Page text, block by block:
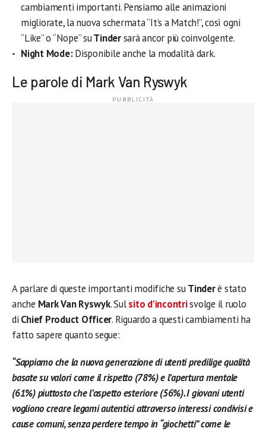
cambiamenti importanti. Pensiamo alle animazioni
migliorate, la nuova schermata “It’s a Match!”, così ogni
“Like” o “Nope” suTindersarà ancor più coinvolgente.
Night Mode:Disponibile anche la modalità dark.
Le parole di Mark Van Ryswyk
A parlare di queste importanti modifiche suTinderè stato
anche Mark Van Ryswyk. Sulsito d’incontrisvolge il ruolo
di Chief Product Officer. Riguardo a questi cambiamenti ha
fatto sapere quanto segue:
“Sappiamo che la nuova generazione di utenti predilige qualità
basate su valori come il rispetto (78%) e l’apertura mentale
(61%) piuttosto che l’aspetto esteriore (56%). I giovani utenti
vogliono creare legami autentici attraverso interessi condivisi e
cause comuni, senza perdere tempo in “giochetti” come le